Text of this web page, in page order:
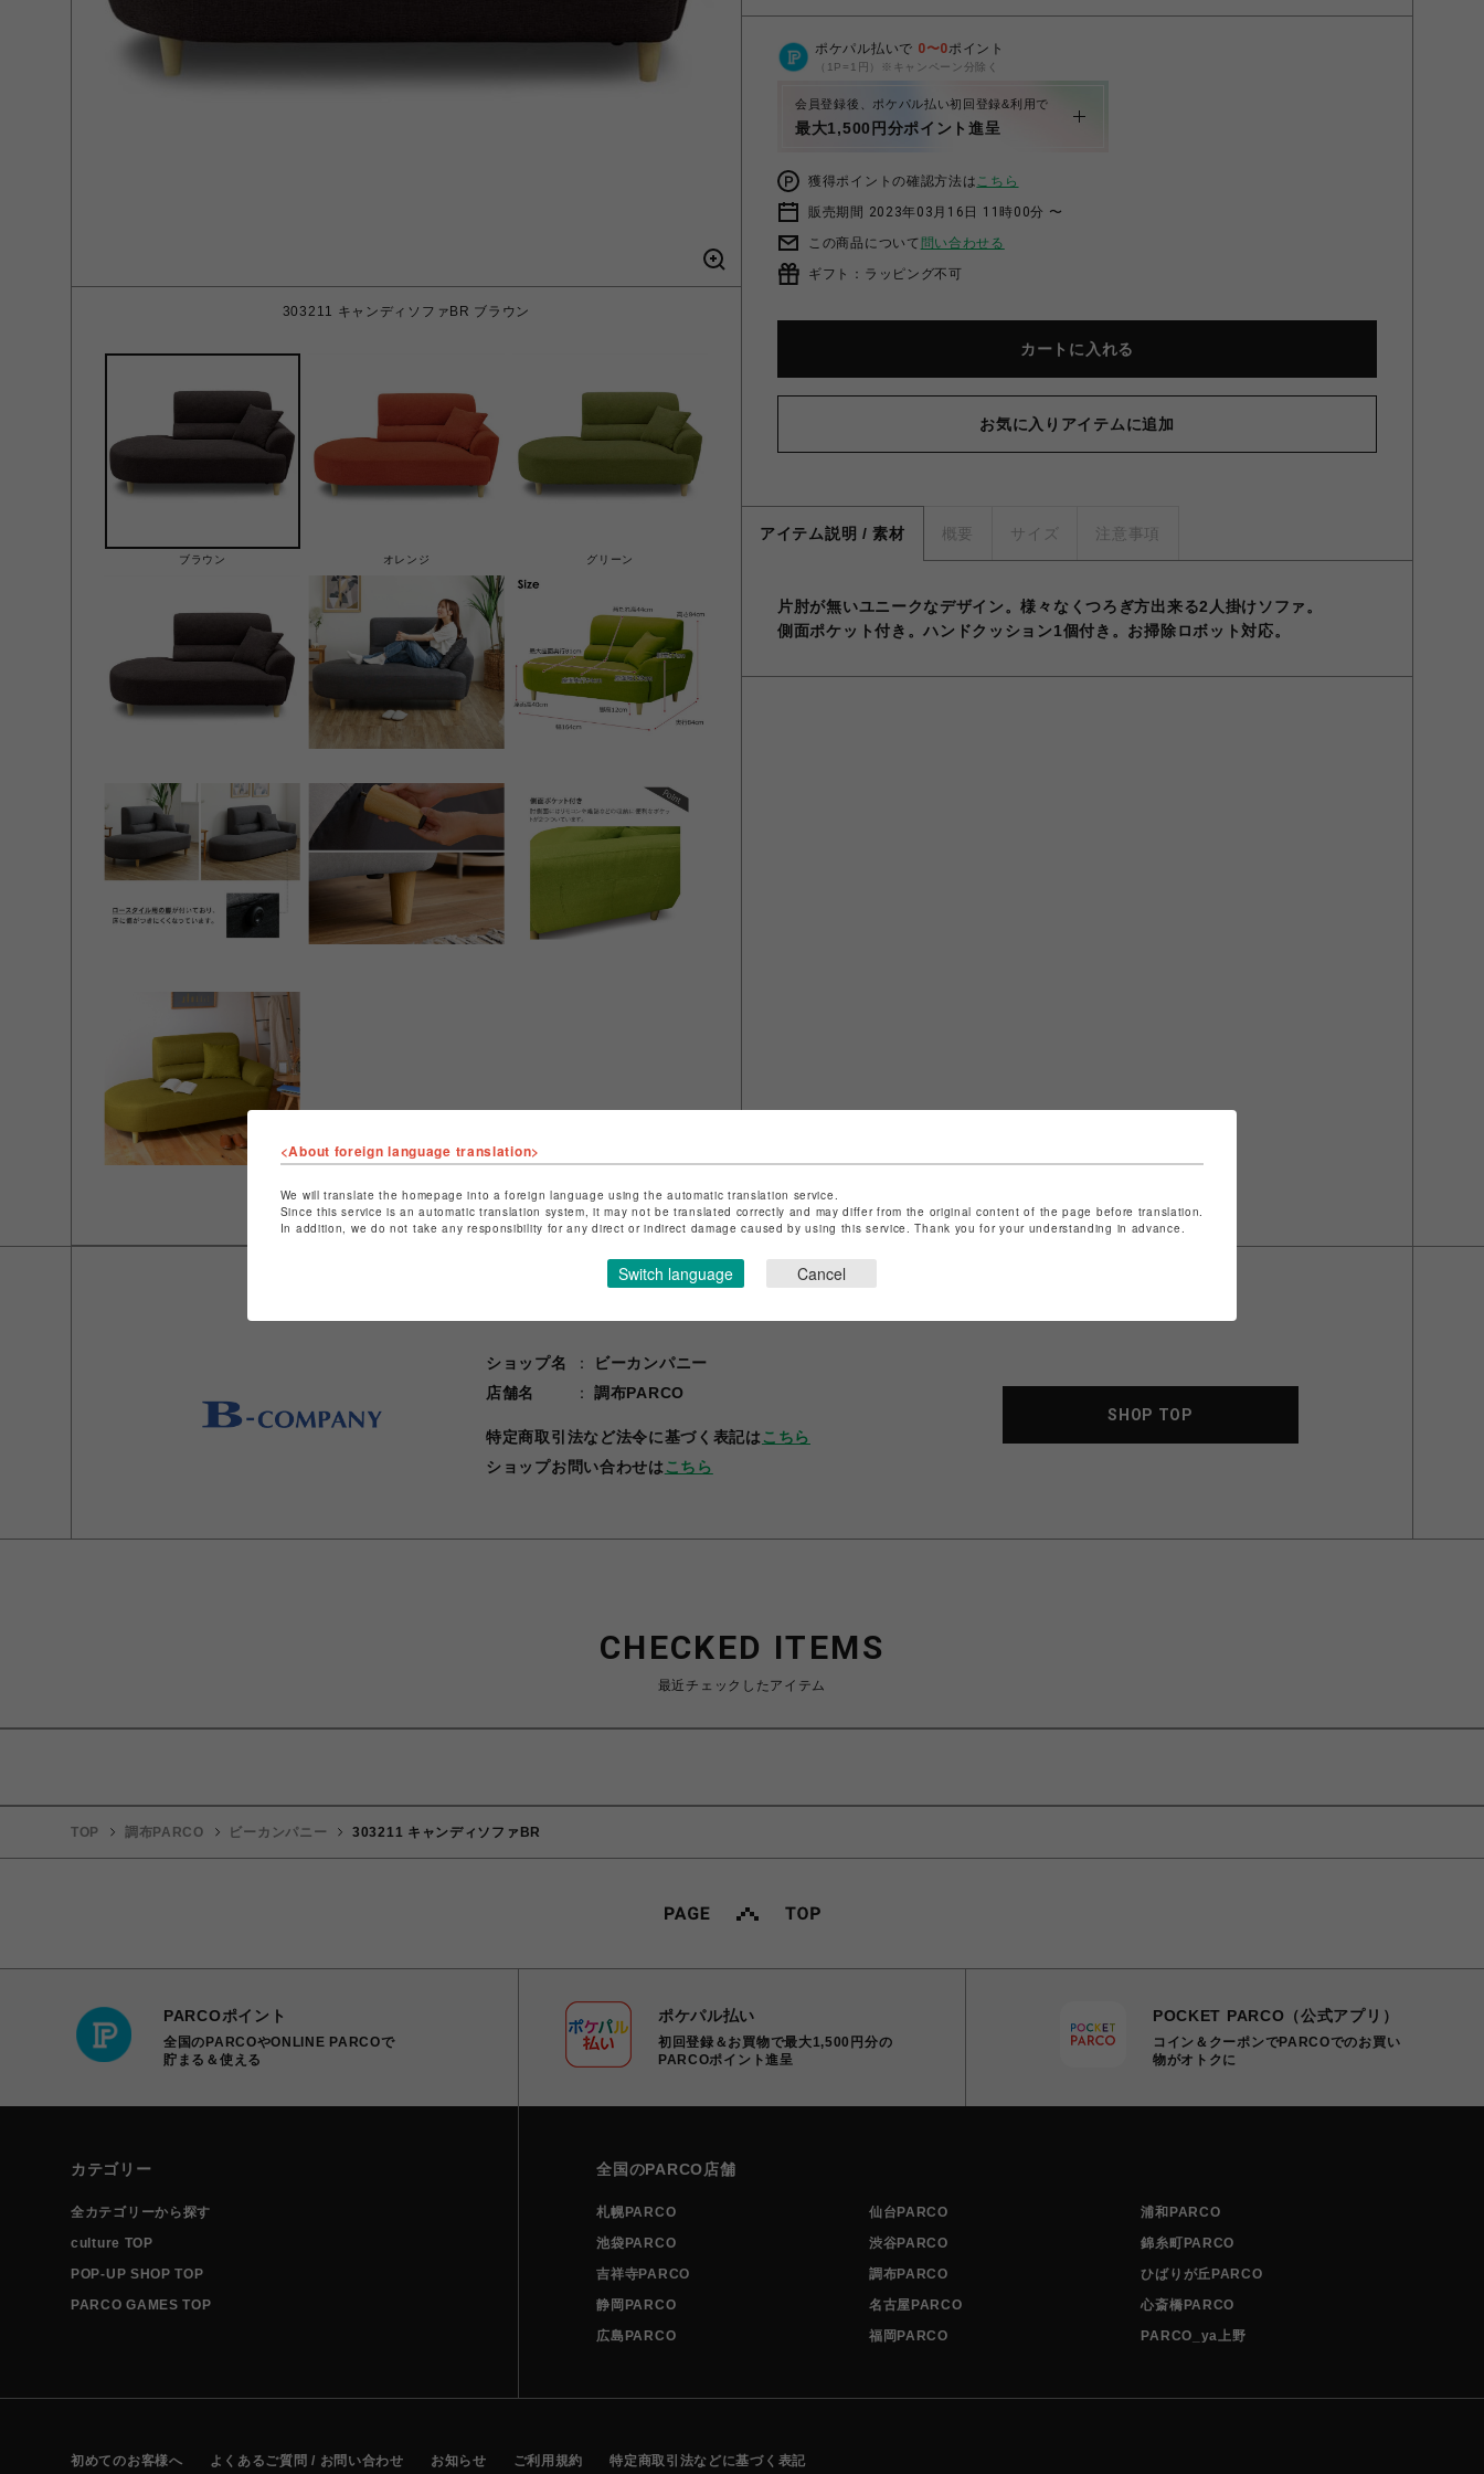
303211 キャンディソファBR ブラウン
ブラウン オレンジ グリーン
ポケパル払いで 0〜0ポイント
（1P=1円）※キャンペーン分除く
会員登録後、ポケパル払い初回登録&利用で
最大1,500円分ポイント進呈
獲得ポイントの確認方法はこちら
販売期間 2023年03月16日 11時00分 〜
この商品について 問い合わせる
ギフト：ラッピング不可
カートに入れる
お気に入りアイテムに追加
アイテム説明 / 素材 概要 サイズ 注意事項
片肘が無いユニークなデザイン。様々なくつろぎ方出来る2人掛けソファ。
側面ポケット付き。ハンドクッション1個付き。お掃除ロボット対応。
ショップ名
ビーカンパニー
店舗名
調布PARCO
特定商取引法など法令に基づく表記は こちら
ショップお問い合わせは こちら
SHOP TOP
CHECKED ITEMS
最近チェックしたアイテム
TOP 調布PARCO ビーカンパニー 303211 キャンディソファBR
PARCOポイント
全国のPARCOやONLINE PARCOで
貯まる＆使える
ポケパル払い
初回登録＆お買物で最大1,500円分の
PARCOポイント進呈
POCKET PARCO（公式アプリ）
コイン＆クーポンでPARCOでのお買い
物がオトクに
カテゴリー
全カテゴリーから探す
culture TOP
POP-UP SHOP TOP
PARCO GAMES TOP
全国のPARCO店舗
札幌PARCO 仙台PARCO
浦和PARCO
池袋PARCO
渋谷PARCO
錦糸町PARCO
吉祥寺PARCO
調布PARCO
ひばりが丘PARCO
静岡PARCO
名古屋PARCO
心斎橋PARCO
広島PARCO
福岡PARCO PARCO_ya上野
初めてのお客様へ よくあるご質問 / お問い合わせ お知らせ ご利用規約 特定商取引法などに基づく表記
<About foreign language translation>
We will translate the homepage into a foreign language using the automatic translation service.
Since this service is an automatic translation system, it may not be translated correctly and may differ from the original content of the page before translation.
In addition, we do not take any responsibility for any direct or indirect damage caused by using this service. Thank you for your understanding in advance.
Switch language Cancel